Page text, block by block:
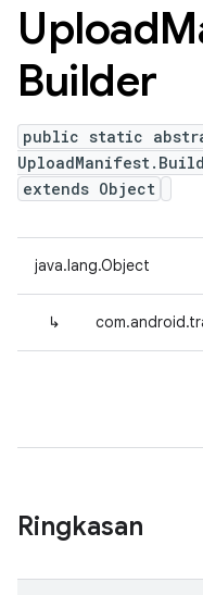
Upload
Builder
public static
extends Object
java.lang.Object
↳
Ringkasan